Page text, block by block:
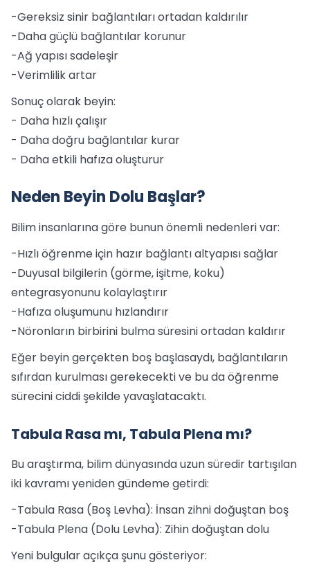
-Gereksiz sinir bağlantıları ortadan kaldırılır
-Daha güçlü bağlantılar korunur
-Ağ yapısı sadeleşir
-Verimlilik artar
Sonuç olarak beyin:
- Daha hızlı çalışır
- Daha doğru bağlantılar kurar
- Daha etkili hafıza oluşturur
Neden Beyin Dolu Başlar?
Bilim insanlarına göre bunun önemli nedenleri var:
-Hızlı öğrenme için hazır bağlantı altyapısı sağlar
-Duyusal bilgilerin (görme, işitme, koku)
entegrasyonunu kolaylaştırır
-Hafıza oluşumunu hızlandırır
-Nöronların birbirini bulma süresini ortadan kaldırır
Eğer beyin gerçekten boş başlasaydı, bağlantıların
sıfırdan kurulması gerekecekti ve bu da öğrenme
sürecini ciddi şekilde yavaşlatacaktı.
Tabula Rasa mı, Tabula Plena mı?
Bu araştırma, bilim dünyasında uzun süredir tartışılan
iki kavramı yeniden gündeme getirdi:
-Tabula Rasa (Boş Levha): İnsan zihni doğuştan boş
-Tabula Plena (Dolu Levha): Zihin doğuştan dolu
Yeni bulgular açıkça şunu gösteriyor: